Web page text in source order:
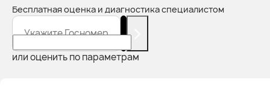
Бесплатная оценка и диагностика специалистом
Укажите Госномер
или оценить по параметрам